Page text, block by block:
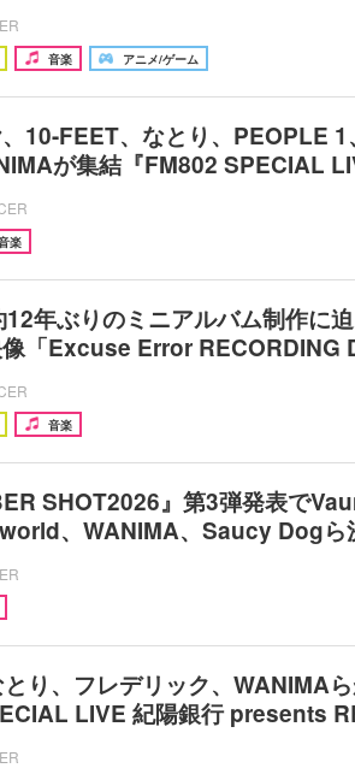
音楽 アニメ/ゲーム
10-FEET、なとり、PEOPLE 1
が集結『FM802 SPECIAL
楽
年ぶりのミニアルバム制作に
像「Excuse Error RECORDING
音楽
SHOT2026』第3弾発表で
、WANIMA、Saucy Dogら
り、フレデリック、WANIMA
LIVE 紀陽銀行 presents